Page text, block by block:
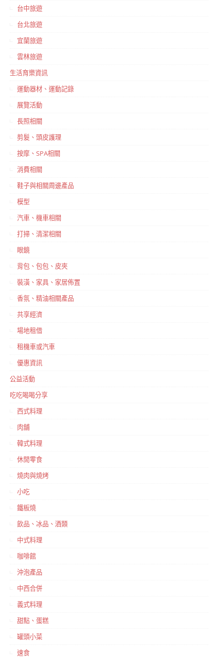
台中旅遊
台北旅遊
宜蘭旅遊
雲林旅遊
生活育樂資訊
運動器材、運動記錄
展覽活動
長照相關
剪髮、頭皮護理
按摩、SPA相關
消費相關
鞋子與相關周邊產品
模型
汽車、機車相關
打掃、清潔相關
眼鏡
背包、包包、皮夾
裝潢、家具、家居佈置
香氛、精油相關產品
共享經濟
場地租借
租機車或汽車
優惠資訊
公益活動
吃吃喝喝分享
西式料理
肉舖
韓式料理
休閒零食
燒肉與燒烤
小吃
鐵板燒
飲品、冰品、酒類
中式料理
咖啡館
沖泡產品
中西合併
義式料理
甜點、蛋糕
罐頭小菜
速食